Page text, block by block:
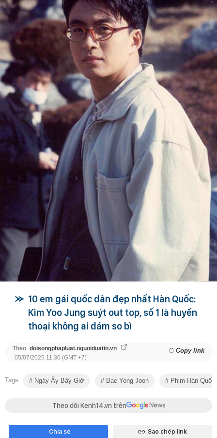
10 em gái quốc dân đẹp nhất Hàn Quốc:
Kim Yoo Jung suýt out top, số 1 là huyền
thoại không ai dám so bì
Theo doisongphapluat.nguoiduatin.vn Copy link
05/07/2025 11:30 (GMT +7)
Tags Ngày Ấy Bây Giờ Bae Yong Joon Phim Hàn Quốc
Theo dõi Kenh14.vn trên
Chia sẻ Sao chép link